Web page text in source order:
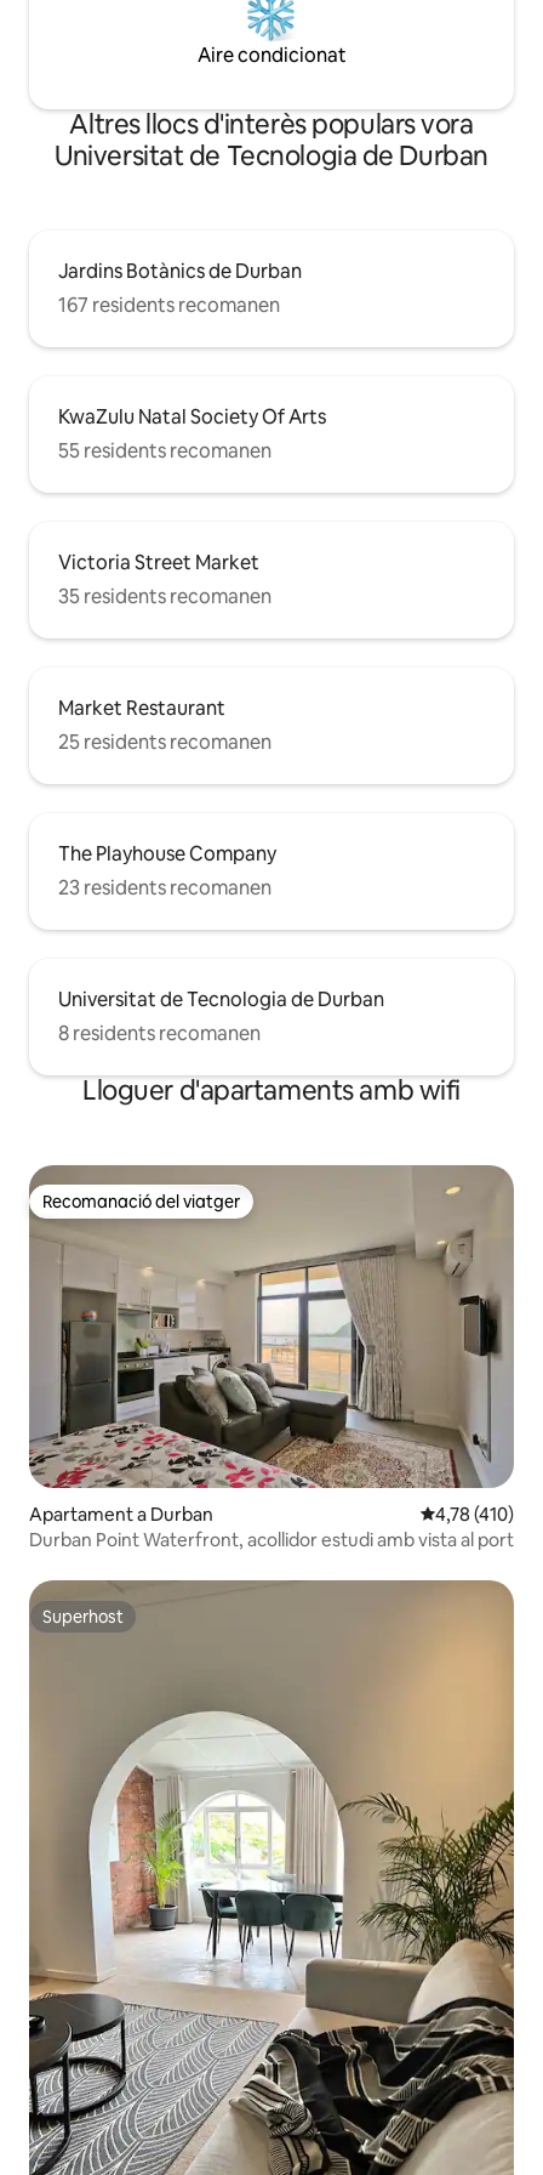
Aire condicionat
Altres llocs d'interès populars vora
Universitat de Tecnologia de Durban
Jardins Botànics de Durban
167 residents recomanen
KwaZulu Natal Society Of Arts
55 residents recomanen
Victoria Street Market
35 residents recomanen
Market Restaurant
25 residents recomanen
The Playhouse Company
23 residents recomanen
Universitat de Tecnologia de Durban
8 residents recomanen
Lloguer d'apartaments amb wifi
Recomanació del viatger
Recomanació del viatger
Apartament a Durban 4,78 de
4,78 (410)
Durban Point Waterfront, acollidor estudi amb vista al port
Superhost
Superhost